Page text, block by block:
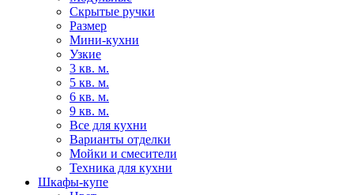
Скрытые ручки
Размер
Мини-кухни
Узкие
3 кв. м.
5 кв. м.
6 кв. м.
9 кв. м.
Все для кухни
Варианты отделки
Мойки и смесители
Техника для кухни
Шкафы-купе